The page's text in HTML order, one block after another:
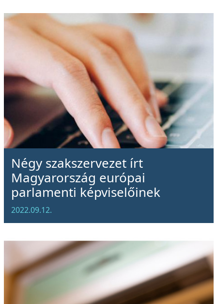
Négy szakszervezet írt
Magyarország európai
parlamenti képviselőinek
2022.09.12.